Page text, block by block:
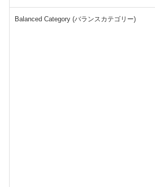
Balanced Category (バランスカテゴリー)